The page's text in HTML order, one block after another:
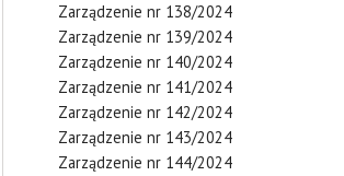
Zarządzenie nr 138/2024
Zarządzenie nr 139/2024
Zarządzenie nr 140/2024
Zarządzenie nr 141/2024
Zarządzenie nr 142/2024
Zarządzenie nr 143/2024
Zarządzenie nr 144/2024